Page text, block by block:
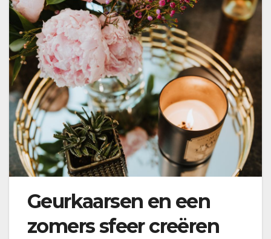
Geurkaarsen en een
zomers sfeer creëren